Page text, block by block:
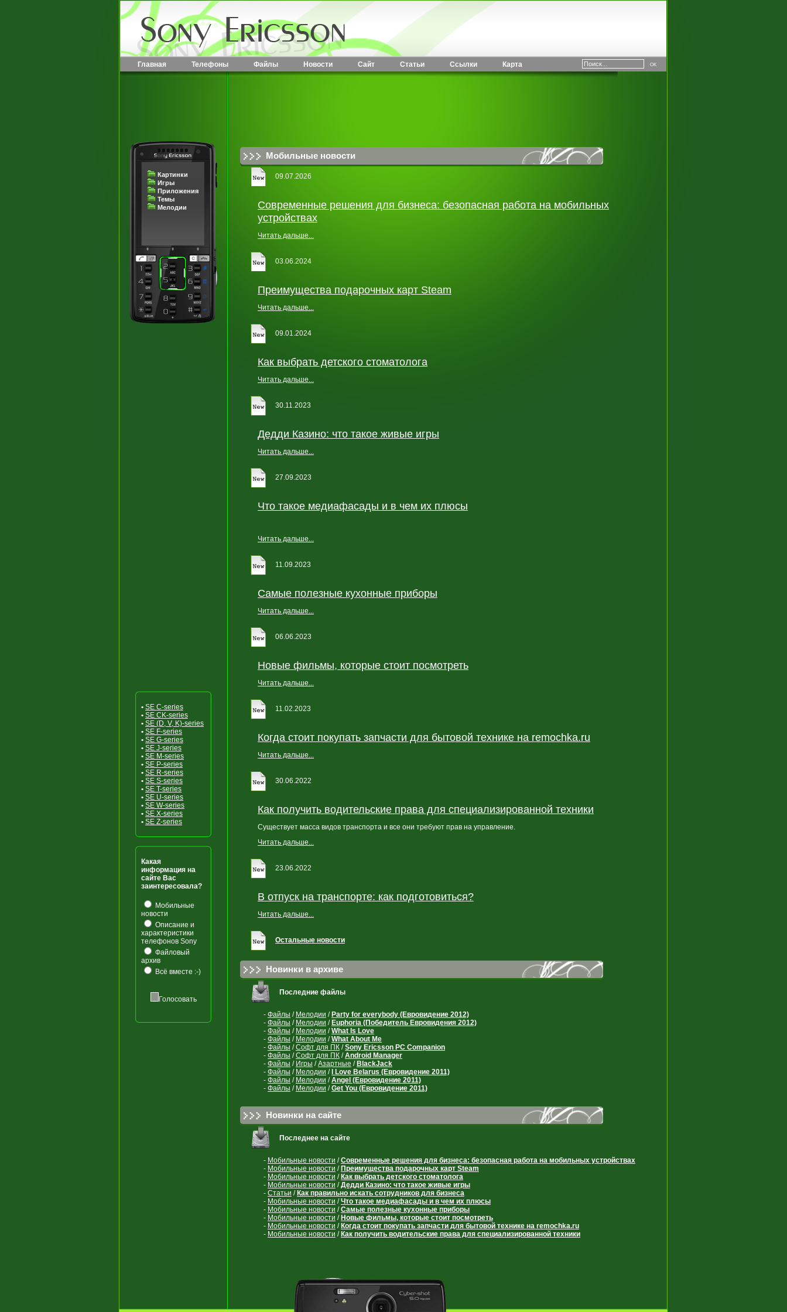
Главная Телефоны Файлы Новости Сайт Статьи Ссылки Карта
Картинки
Игры
Приложения
Темы
Мелодии
• SE C-series
• SE CK-series
• SE (D, V, K)-series
• SE F-series
• SE G-series
• SE J-series
• SE M-series
• SE P-series
• SE R-series
• SE S-series
• SE T-series
• SE U-series
• SE W-series
• SE X-series
• SE Z-series
Какая
информация на
сайте Вас
заинтересовала?
Мобильные
новости
Описание и
характеристики
телефонов Sony
Файловый
архив
Всё вместе :-)
Голосовать
Мобильные новости
09.07.2026
Современные решения для бизнеса: безопасная работа на мобильных
устройствах
Читать дальше...
03.06.2024
Преимущества подарочных карт Steam
Читать дальше...
09.01.2024
Как выбрать детского стоматолога
Читать дальше...
30.11.2023
Дедди Казино: что такое живые игры
Читать дальше...
27.09.2023
Что такое медиафасады и в чем их плюсы
Читать дальше...
11.09.2023
Самые полезные кухонные приборы
Читать дальше...
06.06.2023
Новые фильмы, которые стоит посмотреть
Читать дальше...
11.02.2023
Когда стоит покупать запчасти для бытовой технике на remochka.ru
Читать дальше...
30.06.2022
Как получить водительские права для специализированной техники
Существует масса видов транспорта и все они требуют прав на управление.
Читать дальше...
23.06.2022
В отпуск на транспорте: как подготовиться?
Читать дальше...
Остальные новости
Новинки в архиве
Последние файлы
- Файлы / Мелодии / Party for everybody (Евровидение 2012)
- Файлы / Мелодии / Euphoria (Победитель Евровидения 2012)
- Файлы / Мелодии /What Is Love
- Файлы / Мелодии /What About Me
- Файлы /Cофт для ПК /Sony Ericsson PC Companion
- Файлы /Cофт для ПК /Android Manager
- Файлы / Игры /Азартные / BlackJack
- Файлы / Мелодии /
I Love Belarus (Евровидение 2011)
- Файлы / Мелодии /Angel (Евровидение 2011)
- Файлы / Мелодии /Get You (Евровидение 2011)
Новинки на сайте
Последнее на сайте
- Мобильные новости /Современные решения для бизнеса: безопасная работа на мобильных устройствах
- Мобильные новости / Преимущества подарочных карт Steam
- Мобильные новости / Как выбрать детского стоматолога
- Мобильные новости /Дедди Казино: что такое живые игры
- Статьи / Как правильно искать сотрудников для бизнеса
- Мобильные новости /Что такое медиафасады и в чем их плюсы
- Мобильные новости /Самые полезные кухонные приборы
- Мобильные новости / Новые фильмы, которые стоит посмотреть
- Мобильные новости / Когда стоит покупать запчасти для бытовой технике на remochka.ru
- Мобильные новости / Как получить водительские права для специализированной техники